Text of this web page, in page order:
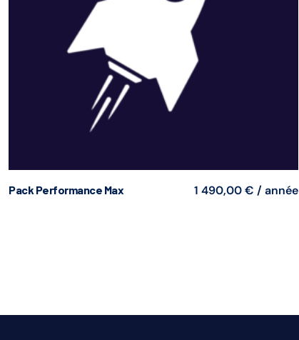
Pack Performance Max 1 490,00€ / année